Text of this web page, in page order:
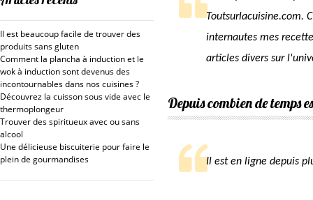
Il est beaucoup facile de trouver des
produits sans gluten
Comment la plancha à induction et le
wok à induction sont devenus des
incontournables dans nos cuisines ?
Découvrez la cuisson sous vide avec le
thermoplongeur
Trouver des spiritueux avec ou sans
alcool
Une délicieuse biscuiterie pour faire le
plein de gourmandises
Toutsurlacuisine.com.
internautes mes
articles divers sur
Depuis combien de temps
Il est en ligne depuis